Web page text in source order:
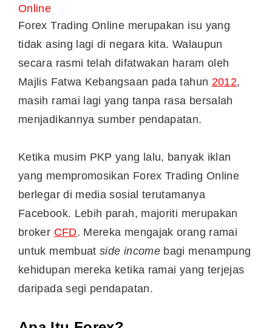
Online
Forex Trading Online merupakan isu yang
tidak asing lagi di negara kita. Walaupun
secara rasmi telah difatwakan haram oleh
Majlis Fatwa Kebangsaan pada tahun 2012,
masih ramai lagi yang tanpa rasa bersalah
menjadikannya sumber pendapatan.
Ketika musim PKP yang lalu, banyak iklan
yang mempromosikan Forex Trading Online
berlegar di media sosial terutamanya
Facebook. Lebih parah, majoriti merupakan
broker CFD. Mereka mengajak orang ramai
untuk membuatside income bagi menampung
kehidupan mereka ketika ramai yang terjejas
daripada segi pendapatan.